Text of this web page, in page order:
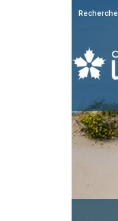
Recherche